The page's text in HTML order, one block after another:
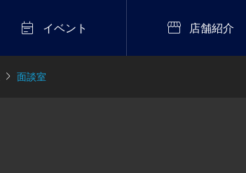
 イベント  店舗紹介
 面談室